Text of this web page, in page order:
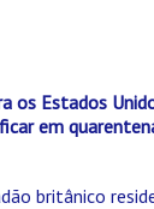
os Estados
em
britânico